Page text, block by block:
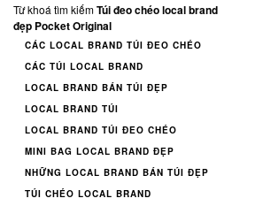
Từ khoá tìm kiếmTúi đeo chéo local brand
đẹp Pocket Original
CÁC LOCAL BRAND TÚI ĐEO CHÉO
CÁC TÚI LOCAL BRAND
LOCAL BRAND BÁN TÚI ĐẸP
LOCAL BRAND TÚI
LOCAL BRAND TÚI ĐEO CHÉO
MINI BAG LOCAL BRAND ĐẸP
NHỮNG LOCAL BRAND BÁN TÚI ĐẸP
TÚI CHÉO LOCAL BRAND